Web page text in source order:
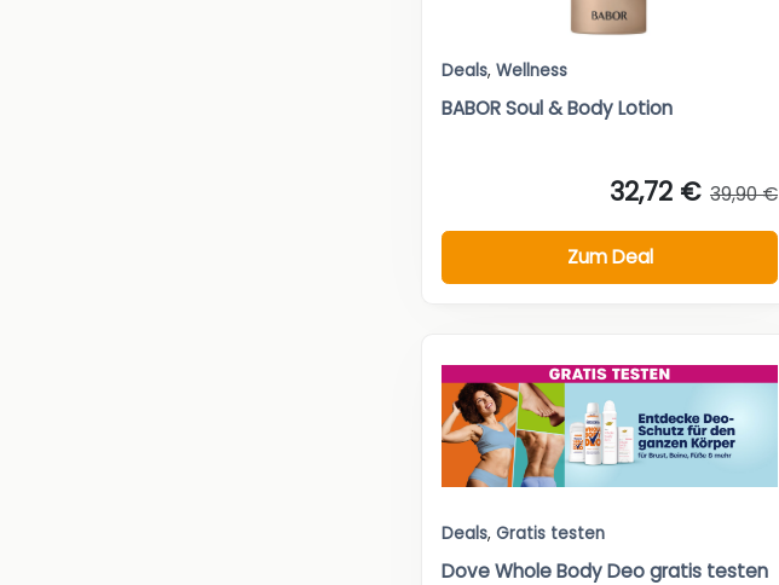
Deals, Wellness
BABOR Soul & Body Lotion
32,72 € 39,90 €
Zum Deal
Deals, Gratis testen
Dove Whole Body Deo gratis testen